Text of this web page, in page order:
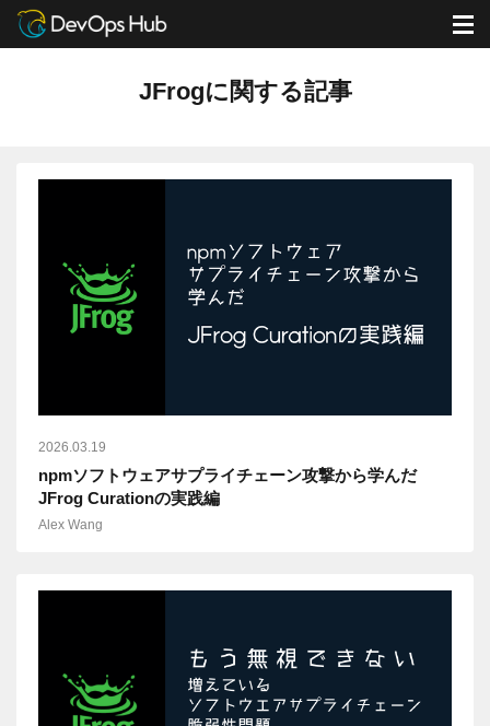
DevOps Hub ブログ JFrogに関する記事
JFrogに関する記事
2026.03.19
npmソフトウェアサプライチェーン攻撃から学んだ
JFrog Curationの実践編
Alex Wang